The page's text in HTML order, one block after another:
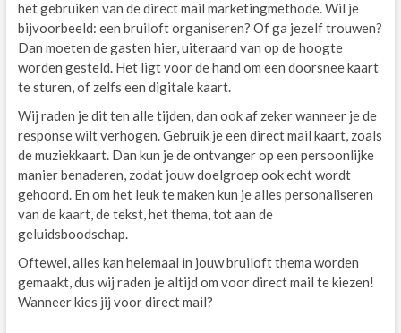
het gebruiken van de direct mail marketingmethode. Wil je
bijvoorbeeld: een bruiloft organiseren? Of ga jezelf trouwen?
Dan moeten de gasten hier, uiteraard van op de hoogte
worden gesteld. Het ligt voor de hand om een doorsnee kaart
te sturen, of zelfs een digitale kaart.
Wij raden je dit ten alle tijden, dan ook af zeker wanneer je de
response wilt verhogen. Gebruik je een direct mail kaart, zoals
de muziekkaart. Dan kun je de ontvanger op een persoonlijke
manier benaderen, zodat jouw doelgroep ook echt wordt
gehoord. En om het leuk te maken kun je alles personaliseren
van de kaart, de tekst, het thema, tot aan de
geluidsboodschap.
Oftewel, alles kan helemaal in jouw bruiloft thema worden
gemaakt, dus wij raden je altijd om voor direct mail te kiezen!
Wanneer kies jij voor direct mail?